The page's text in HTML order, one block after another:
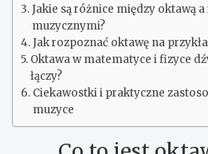
Jakie są różnice między oktawą
muzycznymi?
Jak rozpoznać oktawę na
Oktawa w matematyce i fizyce
łączy?
Ciekawostki i praktyczne
muzyce